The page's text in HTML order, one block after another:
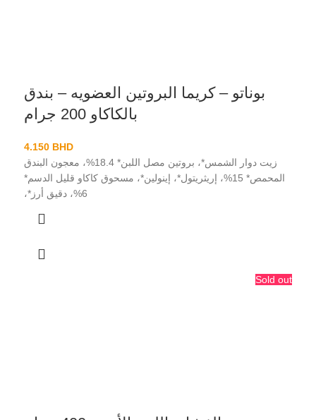
بوناتو – كريما البروتين العضويه – بندق
بالكاكاو 200 جرام
4.150 BHD
زيت دوار الشمس*، بروتين مصل اللبن* 18.4%، معجون البندق
المحمص* 15%، إريثريتول*، إينولين*، مسحوق كاكاو قليل الدسم*
6%، دقيق أرز*،
Sold out